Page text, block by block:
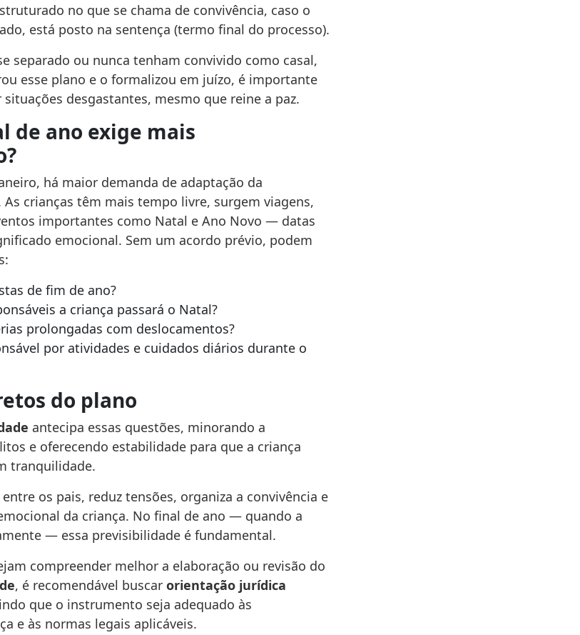
no que se chama de convivência, caso o
está posto na sentença (termo final do processo).
separado ou nunca tenham convivido como casal,
esse plano e o formalizou em juízo, é importante
desgastantes, mesmo que reine a paz.
de ano exige mais
há maior demanda de adaptação da
As crianças têm mais tempo livre, surgem viagens,
importantes como Natal e Ano Novo — datas
emocional. Sem um acordo prévio, podem
de fim de ano?
a criança passará o Natal?
prolongadas com deslocamentos?
por atividades e cuidados diários durante o
do plano
antecipa essas questões, minorando a
e oferecendo estabilidade para que a criança
tranquilidade.
os pais, reduz tensões, organiza a convivência e
da criança. No final de ano — quando a
— essa previsibilidade é fundamental.
compreender melhor a elaboração ou revisão do
, é recomendável buscar orientação jurídica
que o instrumento seja adequado às
e às normas legais aplicáveis.